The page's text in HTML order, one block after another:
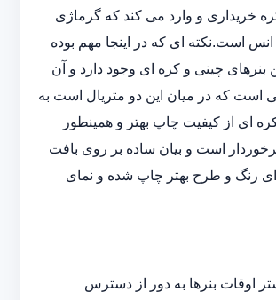
خریداری و وارد می کند که گرماژی
این مواد بین 8_13 انس است.نکته ای که در اینجا مهم بوده
بنرهای چینی و کره ای وجود دارد و آن
است که در میان این دو متریال است به
ای از کیفیت چاپ بهتر و همینطور
است و بیان ساده بر روی بافت
ای رنگ و طرح بهتر چاپ شده و نمای
اوقات بنرها به دور از دسترس